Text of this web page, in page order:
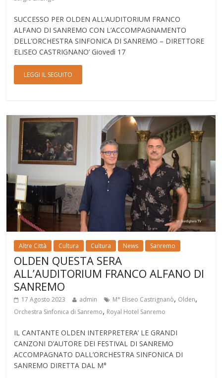
SUCCESSO PER OLDEN ALL’AUDITORIUM FRANCO
ALFANO DI SANREMO CON L’ACCOMPAGNAMENTO
DELL’ORCHESTRA SINFONICA DI SANREMO – DIRETTORE
ELISEO CASTRIGNANO’ Giovedì 17
LEGGI IL SEGUITO
Altre Città Cultura Cultura News Sanremo
OLDEN QUESTA SERA
ALL’AUDITORIUM FRANCO ALFANO DI
SANREMO
17 Agosto 2023 admin M° Eliseo Castrignanò, Olden,
Orchestra Sinfonica di Sanremo, Royal Hotel Sanremo
IL CANTANTE OLDEN INTERPRETERA’ LE GRANDI
CANZONI D’AUTORE DEI FESTIVAL DI SANREMO
ACCOMPAGNATO DALL’ORCHESTRA SINFONICA DI
SANREMO DIRETTA DAL M°